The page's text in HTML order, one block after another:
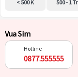
< 500 K 500 - 1 Tr
Vua Sim
Hotline
0877.555555